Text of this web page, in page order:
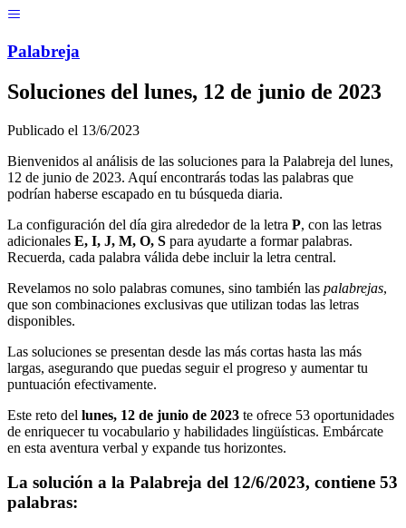
Palabreja
Soluciones del lunes, 12 de junio de 2023
Publicado el 13/6/2023
Bienvenidos al análisis de las soluciones para la Palabreja del lunes,
12 de junio de 2023. Aquí encontrarás todas las palabras que
podrían haberse escapado en tu búsqueda diaria.
La configuración del día gira alrededor de la letra P, con las letras
adicionales E, I, J, M, O, S para ayudarte a formar palabras.
Recuerda, cada palabra válida debe incluir la letra central.
Revelamos no solo palabras comunes, sino también las palabrejas,
que son combinaciones exclusivas que utilizan todas las letras
disponibles.
Las soluciones se presentan desde las más cortas hasta las más
largas, asegurando que puedas seguir el progreso y aumentar tu
puntuación efectivamente.
Este reto del lunes, 12 de junio de 2023 te ofrece 53 oportunidades
de enriquecer tu vocabulario y habilidades lingüísticas. Embárcate
en esta aventura verbal y expande tus horizontes.
La solución a la Palabreja del 12/6/2023, contiene 53
palabras: